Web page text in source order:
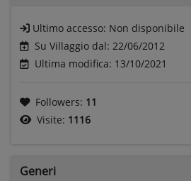
Ultimo accesso: Non disponibile
Su Villaggio dal: 22/06/2012
Ultima modifica: 13/10/2021
Followers: 11
Visite: 1116
Generi